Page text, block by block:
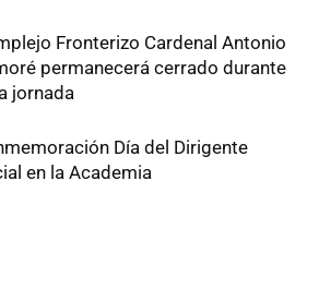
Fronterizo Cardenal Antonio
permanecerá cerrado durante
jornada
Día del Dirigente
en la Academia